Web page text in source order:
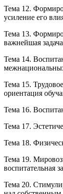
Тема 12.
усиление его
Тема 13.
важнейшая
Тема 14.
Тема 15.
ориентация
Тема 16.
Тема 17.
Тема 18.
Тема 19.
воспитательная
Тема 20.